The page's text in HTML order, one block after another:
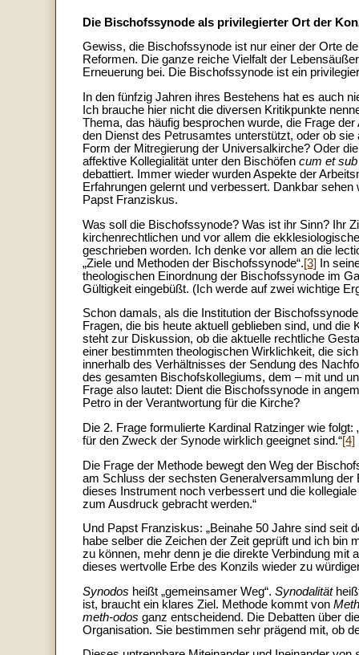
Die Bischofssynode als privilegierter Ort der
Gewiss, die Bischofssynode ist nur einer der Orte
Reformen. Die ganze reiche Vielfalt der
Erneuerung bei. Die Bischofssynode ist ein
In den fünfzig Jahren ihres Bestehens hat es auch
Ich brauche hier nicht die diversen Kritikpunkte
Thema, das häufig besprochen wurde, die Frage
den Dienst des Petrusamtes unterstützt, oder ob
Form der Mitregierung der Universalkirche? Oder
affektive Kollegialität unter den Bischöfen cum et
debattiert. Immer wieder wurden Aspekte der
Erfahrungen gelernt und verbessert. Dankbar
Papst Franziskus.
Was soll die Bischofssynode? Was ist ihr Sinn? Ihr
kirchenrechtlichen und vor allem die
geschrieben worden. Ich denke vor allem an die
„Ziele und Methoden der Bischofssynode“.[3] In
theologischen Einordnung der Bischofssynode im
Gültigkeit eingebüßt. (Ich werde auf zwei wichtige
Schon damals, als die Institution der
Fragen, die bis heute aktuell geblieben sind, und
steht zur Diskussion, ob die aktuelle rechtliche
einer bestimmten theologischen Wirklichkeit, die
innerhalb des Verhältnisses der Sendung des
des gesamten Bischofskollegiums, dem – mit und
Frage also lautet: Dient die Bischofssynode in
Petro in der Verantwortung für die Kirche?
Die 2. Frage formulierte Kardinal Ratzinger wie
für den Zweck der Synode wirklich geeignet sind.“[4]
Die Frage der Methode bewegt den Weg der
am Schluss der sechsten Generalversammlung
dieses Instrument noch verbessert und die
zum Ausdruck gebracht werden.“
Und Papst Franziskus: „Beinahe 50 Jahre sind seit
habe selber die Zeichen der Zeit geprüft und ich
zu können, mehr denn je die direkte Verbindung mit
dieses wertvolle Erbe des Konzils wieder zu
Synodos heißt „gemeinsamer Weg“. Synodalität
ist, braucht ein klares Ziel. Methode kommt von
meth-odos ganz entscheidend. Die Debatten über
Organisation. Sie bestimmen sehr prägend mit, ob